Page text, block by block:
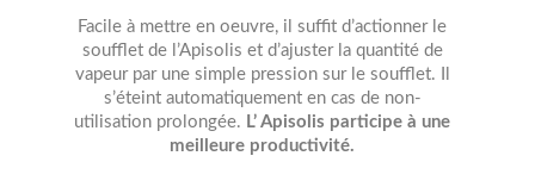
Facile à mettre en oeuvre, il suffit d’actionner le
soufflet de l’Apisolis et d’ajuster la quantité de
vapeur par une simple pression sur le soufflet. Il
s’éteint automatiquement en cas de non-
utilisation prolongée. L’ Apisolis participe à une
meilleure productivité.